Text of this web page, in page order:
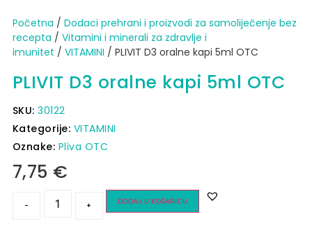
Početna / Dodaci prehrani i proizvodi za samoliječenje bez
recepta / Vitamini i minerali za zdravlje i
imunitet / VITAMINI / PLIVIT D3 oralne kapi 5ml OTC
PLIVIT D3 oralne kapi 5ml OTC
SKU:30122
Kategorije: VITAMINI
Oznake: Pliva OTC
7,75 €
- + DODAJ U KOŠARICU